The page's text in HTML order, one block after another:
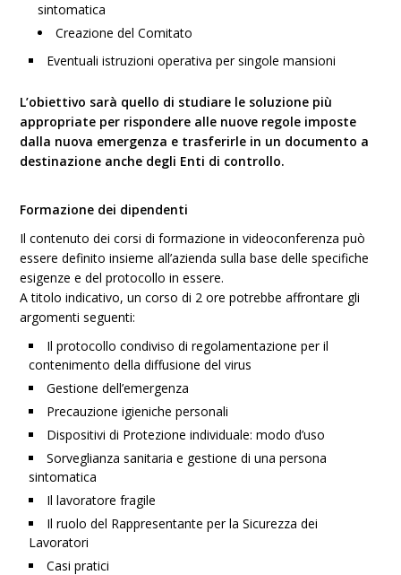
sintomatica
Creazione del Comitato
Eventuali istruzioni operativa per singole mansioni
L’obiettivo sarà quello di studiare le soluzione più
appropriate per rispondere alle nuove regole imposte
dalla nuova emergenza e trasferirle in un documento a
destinazione anche degli Enti di controllo.
Formazione dei dipendenti
Il contenuto dei corsi di formazione in videoconferenza può
essere definito insieme all’azienda sulla base delle specifiche
esigenze e del protocollo in essere.
A titolo indicativo, un corso di 2 ore potrebbe affrontare gli
argomenti seguenti:
Il protocollo condiviso di regolamentazione per il
contenimento della diffusione del virus
Gestione dell’emergenza
Precauzione igieniche personali
Dispositivi di Protezione individuale: modo d’uso
Sorveglianza sanitaria e gestione di una persona
sintomatica
Il lavoratore fragile
Il ruolo del Rappresentante per la Sicurezza dei
Lavoratori
Casi pratici